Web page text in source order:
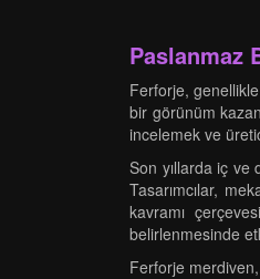
Paslanmaz
Ferforje,
bir görünüm
incelemek ve
Son yıllarda iç ve
Tasarımcılar,
kavramı
belirlenmesinde
Ferforje